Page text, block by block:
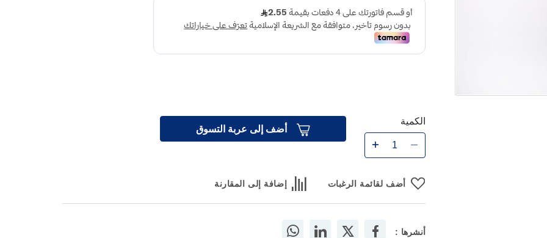
الكمية
أضف إلى عربة التسوق
أضف لقائمة الرغبات إضافة إلى المقارنة
أنشرها :